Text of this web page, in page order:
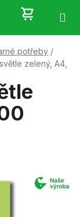
Hledat
KOŠÍK
potřeby /
zelený, A4,